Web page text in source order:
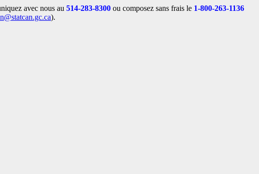
avec nous au 514-283-8300 ou composez sans frais le 1-800-263-1136
).